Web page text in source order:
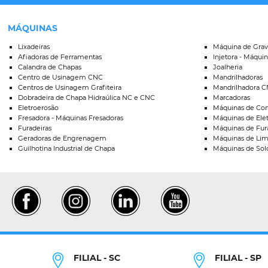
MÁQUINAS
Lixadeiras
Afiadoras de Ferramentas
Calandra de Chapas
Centro de Usinagem CNC
Centros de Usinagem Grafiteira
Dobradeira de Chapa Hidraúlica NC e CNC
Eletroerosão
Fresadora - Máquinas Fresadoras
Furadeiras
Geradoras de Engrenagem
Guilhotina Industrial de Chapa
Máquina de
Injetora -
Joalheria
Mandrilhadoras
Mandrilhadora
Marcadoras
Máquinas de
Máquinas de
Máquinas de
Máquinas de
Máquinas de
FILIAL - SC FILIAL - SP